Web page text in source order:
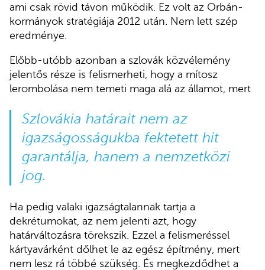
ami csak rövid távon működik. Ez volt az Orbán-
kormányok stratégiája 2012 után. Nem lett szép
eredménye.
Előbb-utóbb azonban a szlovák közvélemény
jelentős része is felismerheti, hogy a mítosz
lerombolása nem temeti maga alá az államot, mert
Szlovákia határait nem az
igazságosságukba fektetett hit
garantálja, hanem a nemzetközi
jog.
Ha pedig valaki igazságtalannak tartja a
dekrétumokat, az nem jelenti azt, hogy
határváltozásra törekszik. Ezzel a felismeréssel
kártyavárként dőlhet le az egész építmény, mert
nem lesz rá többé szükség. És megkezdődhet a